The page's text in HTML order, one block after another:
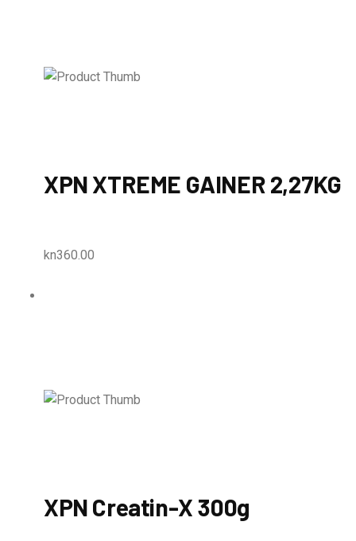
XPN XTREME GAINER 2,27KG
kn360.00
XPN Creatin-X 300g